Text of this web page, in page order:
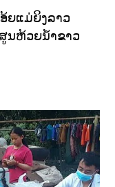
ຍແມ່ຍິງລາວ
ນຫ້ວຍນ້ຳຂາວ